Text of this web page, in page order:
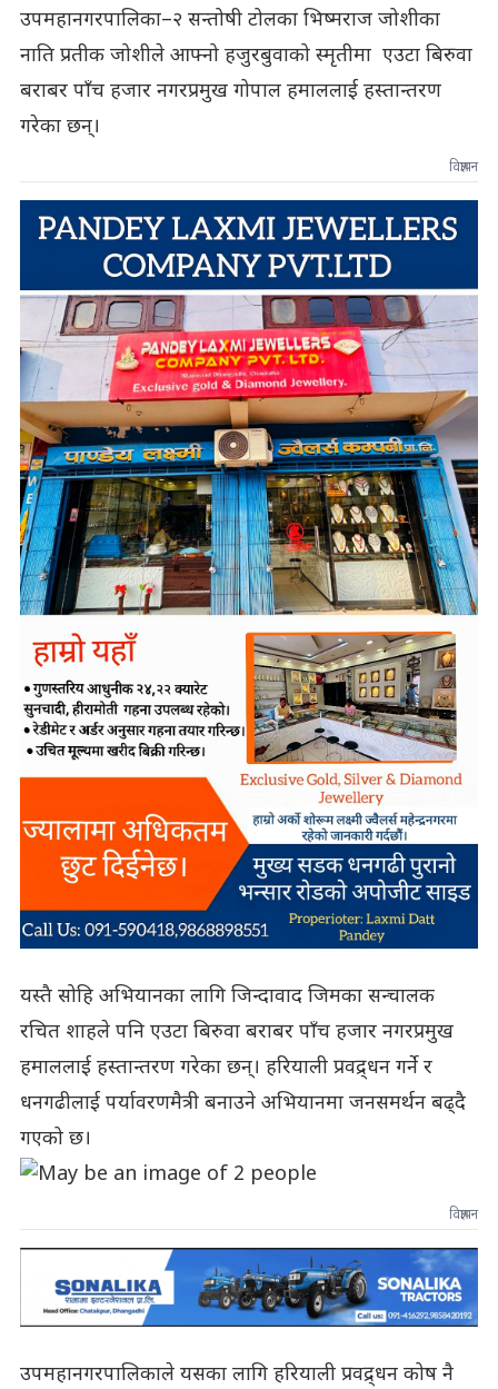
उपमहानगरपालिका–२ सन्तोषी टोलका भिष्मराज जोशीका
नाति प्रतीक जोशीले आफ्नो हजुरबुवाको स्मृतीमा एउटा बिरुवा
बराबर पाँच हजार नगरप्रमुख गोपाल हमाललाई हस्तान्तरण
गरेका छन्।
विज्ञापन
यस्तै सोहि अभियानका लागि जिन्दावाद जिमका सन्चालक
रचित शाहले पनि एउटा बिरुवा बराबर पाँच हजार नगरप्रमुख
हमाललाई हस्तान्तरण गरेका छन्। हरियाली प्रवद्र्धन गर्ने र
धनगढीलाई पर्यावरणमैत्री बनाउने अभियानमा जनसमर्थन बढ्दै
गएको छ।
विज्ञापन
उपमहानगरपालिकाले यसका लागि हरियाली प्रवद्र्धन कोष नै